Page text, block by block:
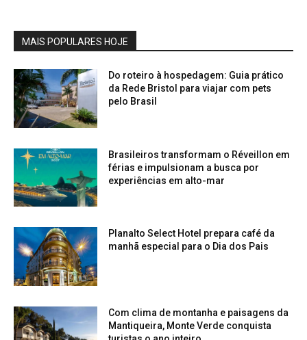
MAIS POPULARES HOJE
Do roteiro à hospedagem: Guia prático
da Rede Bristol para viajar com pets
pelo Brasil
Brasileiros transformam o Réveillon em
férias e impulsionam a busca por
experiências em alto-mar
Planalto Select Hotel prepara café da
manhã especial para o Dia dos Pais
Com clima de montanha e paisagens da
Mantiqueira, Monte Verde conquista